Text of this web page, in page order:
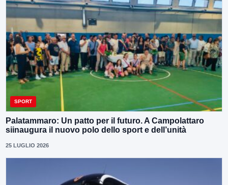
SPORT
Palatammaro: Un patto per il futuro. A Campolattaro
siinaugura il nuovo polo dello sport e dell’unità
25 LUGLIO 2026